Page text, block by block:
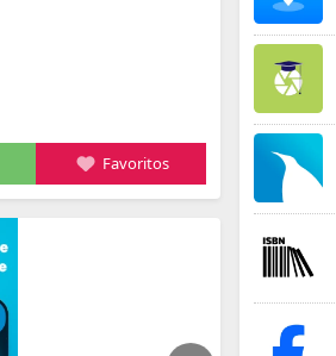
Favoritos